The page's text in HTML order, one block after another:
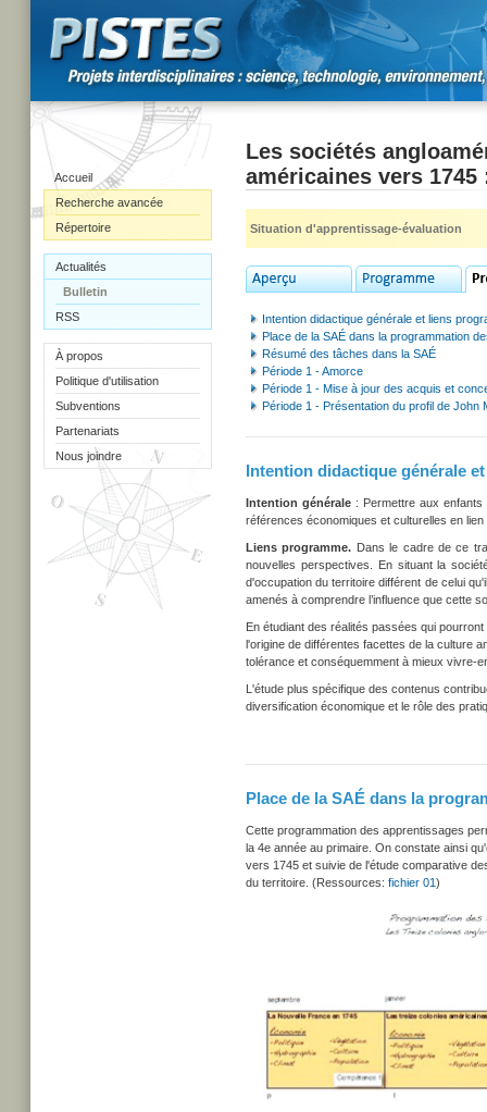
Accueil
Recherche avancée
Répertoire
Actualités
Bulletin
RSS
À propos
Politique d'utilisation
Subventions
Partenariats
Nous joindre
Les sociétés
américaines vers 1745
Situation d'apprentissage-évaluation
Intention didactique générale et liens
Place de la SAÉ dans la programmation
Résumé des tâches dans la SAÉ
Période 1 - Amorce
Période 1 - Mise à jour des acquis et
Période 1 - Présentation du profil de John
Intention didactique générale
Intention générale : Permettre aux
références économiques et culturelles en
Liens programme. Dans le cadre de ce
nouvelles perspectives. En situant la
d'occupation du territoire différent de celui
amenés à comprendre l’influence que cette
En étudiant des réalités passées qui
l'origine de différentes facettes de la culture
tolérance et conséquemment à mieux vivre-
L'étude plus spécifique des contenus
diversification économique et le rôle des
Place de la SAÉ dans la
Cette programmation des apprentissages
la 4e année au primaire. On constate ainsi
vers 1745 et suivie de l'étude comparative
du territoire. (Ressources: fichier 01)